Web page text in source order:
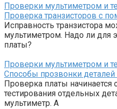
Проверки мультиметром и
Проверка транзисторов с
Исправность транзистора
мультиметром. Надо ли для
платы?
Проверки мультиметром и
Способы прозвонки
Проверка платы начинается
тестирования отдельных
мультиметр. А